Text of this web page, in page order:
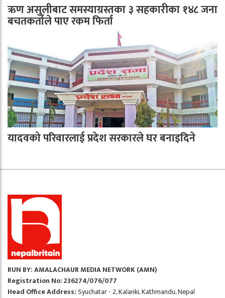
ऋण असुलीबाट समस्याग्रस्तका ३ सहकारीका १४८ जना
बचतकर्ताले पाए रकम फिर्ता
यादवको परिवारलाई प्रदेश सरकारले घर बनाइदिने
RUN BY: AMALACHAUR MEDIA NETWORK (AMN)
Registration No: 236274/076/077
Head Office Address:Syuchatar - 2, Kalanki, Kathmandu, Nepal